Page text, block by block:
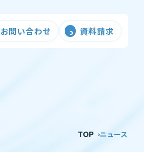
お問い合わせ 資料請求
TOP ニュース